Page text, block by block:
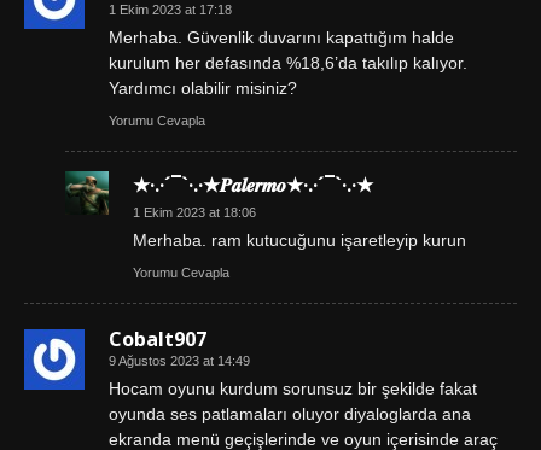
1 Ekim 2023 at 17:18
Merhaba. Güvenlik duvarını kapattığım halde
kurulum her defasında %18,6’da takılıp kalıyor.
Yardımcı olabilir misiniz?
Yorumu Cevapla
★·.·´¯`·.·★𝑷𝒂𝒍𝒆𝒓𝒎𝒐★·.·´¯`·.·★
1 Ekim 2023 at 18:06
Merhaba. ram kutucuğunu işaretleyip kurun
Yorumu Cevapla
Cobalt907
9 Ağustos 2023 at 14:49
Hocam oyunu kurdum sorunsuz bir şekilde fakat
oyunda ses patlamaları oluyor diyaloglarda ana
ekranda menü geçişlerinde ve oyun içerisinde araç